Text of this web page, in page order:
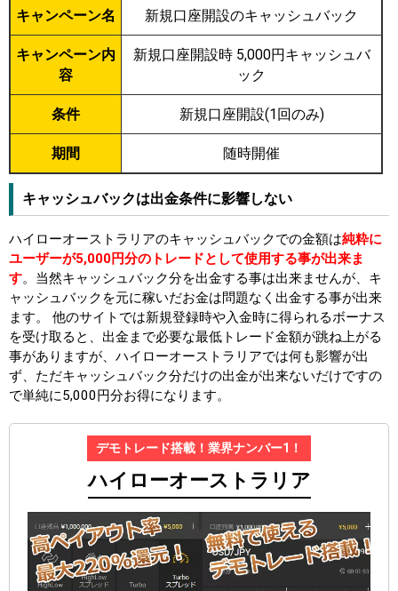
キャンペーン名 新規口座開設のキャッシュバック
キャンペーン内
容
新規口座開設時 5,000円キャッシュバ
ック
条件 新規口座開設(1回のみ)
期間 随時開催
キャッシュバックは出金条件に影響しない
ハイローオーストラリアのキャッシュバックでの金額は純粋に
ユーザーが5,000円分のトレードとして使用する事が出来ま
す。当然キャッシュバック分を出金する事は出来ませんが、キ
ャッシュバックを元に稼いだお金は問題なく出金する事が出来
ます。 他のサイトでは新規登録時や入金時に得られるボーナス
を受け取ると、出金まで必要な最低トレード金額が跳ね上がる
事がありますが、ハイローオーストラリアでは何も影響が出
ず、ただキャッシュバック分だけの出金が出来ないだけですの
で単純に5,000円分お得になります。
デモトレード搭載！業界ナンバー1！
ハイローオーストラリア